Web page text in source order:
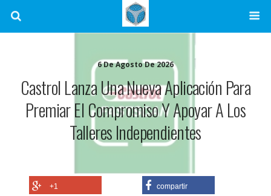
6 De Agosto De 2026
Castrol Lanza Una Nueva Aplicación Para
Premiar El Compromiso Y Apoyar A Los
Talleres Independientes
+1 compartir